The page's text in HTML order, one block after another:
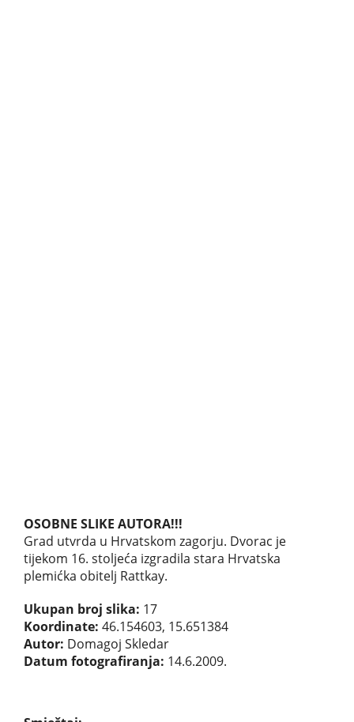
OSOBNE SLIKE AUTORA!!!
Grad utvrda u Hrvatskom zagorju. Dvorac je
tijekom 16. stoljeća izgradila stara Hrvatska
plemićka obitelj Rattkay.
Ukupan broj slika: 17
Koordinate: 46.154603, 15.651384
Autor: Domagoj Skledar
Datum fotografiranja: 14.6.2009.